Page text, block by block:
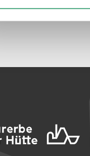
an unsere Partner für